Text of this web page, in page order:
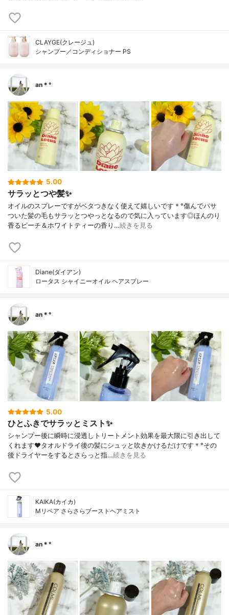
CLAYGE(クレージュ)
シャンプー／コンディショナー PS
an＊°
5.00
サラッとつや髪✨
オイルのスプレーですがベタつきなく使えて嬉しいです＊°傷んでパサ
ついた髪の毛もサラッとつやっとなるので気に入っています◎ほんのり
香るピーチ＆ホワイトティーの香り…続きを見る
Diane(ダイアン)
ロータス シャイニーオイル ヘアスプレー
an＊°
5.00
ひとふきでサラッとミスト✨
シャンプー後に瞬時に浸透しトリートメント効果を最大限に引き出して
くれます❤︎タオルドライ後の髪にシュッと吹きかけるだけです＊°その
後ドライヤーをするとさらっと指…続きを見る
KAIKA(カイカ)
Mリペア さらさらブーストヘアミスト
an＊°